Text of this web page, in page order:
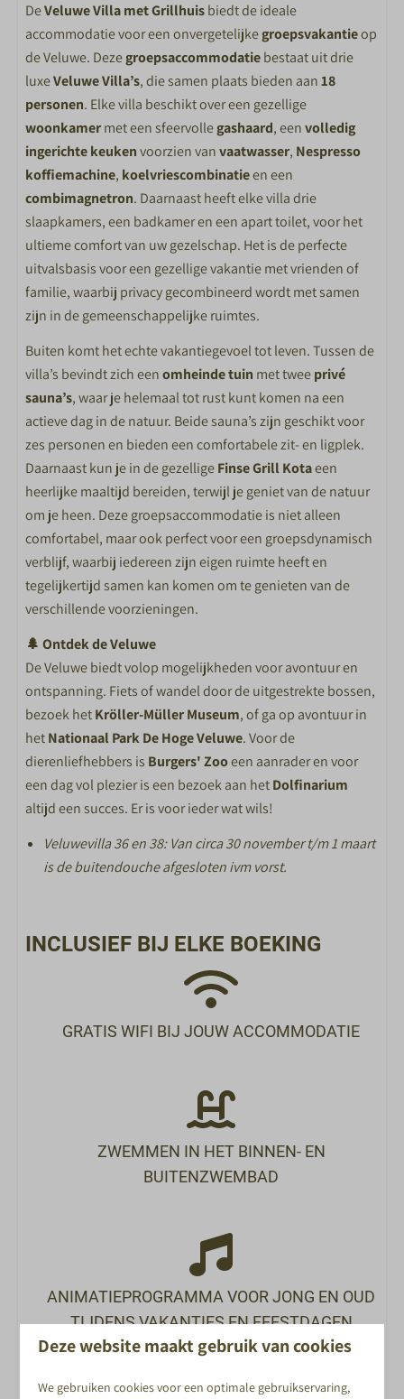
4-pits gasstel
Combimagnetron
Complete keukeninventaris
Koelkast met vriesvak
Nespresso koffiemachine
Vaatwasser
Waterkoker
SLAAPKAMER
Aantal slaapkamers: 9
Afmeting bedden 80*200cm
BADKAMER
Badkamer met douche, wastafel en toilet
BUITEN
Finse Grill Kota
Tuinmeubels
Veranda met overkapping
SPECIAAL VOOR KINDEREN
Peuterbad
Animatieteam in de vakanties
Buitenspeeltuinen
SPORT EN SPEL
X-Cube Escape room
Buitenzwembad
Binnenzwembad
Bowlen
Racelounge
Jeu de Boules
Voetbalbiljart
Minigolf
ETEN EN DRINKEN
Snackbar
DeVeluwe Villa met Grillhuisbiedt de ideale
accommodatie voor een onvergetelijkegroepsvakantieop
de Veluwe. Dezegroepsaccommodatiebestaat uit drie
luxeVeluwe Villa’s, die samen plaats bieden aan18
personen. Elke villa beschikt over een gezellige
woonkamermet een sfeervollegashaard, eenvolledig
ingerichte keukenvoorzien vanvaatwasser, Nespresso
koffiemachine, koelvriescombinatieen een
combimagnetron. Daarnaast heeft elke villa drie
slaapkamers, een badkamer en een apart toilet, voor het
ultieme comfort van uw gezelschap. Het is de perfecte
uitvalsbasis voor een gezellige vakantie met vrienden of
familie, waarbij privacy gecombineerd wordt met samen
zijn in de gemeenschappelijke ruimtes.
Buiten komt het echte vakantiegevoel tot leven. Tussen de
villa’s bevindt zich eenomheinde tuin met tweeprivé
sauna’s, waar je helemaal tot rust kunt komen na een
actieve dag in de natuur. Beide sauna’s zijn geschikt voor
zes personen en bieden een comfortabele zit- en ligplek.
Daarnaast kun je in de gezelligeFinse Grill Kotaeen
heerlijke maaltijd bereiden, terwijl je geniet van de natuur
om je heen. Deze groepsaccommodatie is niet alleen
comfortabel, maar ook perfect voor een groepsdynamisch
verblijf, waarbij iedereen zijn eigen ruimte heeft en
tegelijkertijd samen kan komen om te genieten van de
verschillende voorzieningen.
🌲 Ontdek de Veluwe
De Veluwe biedt volop mogelijkheden voor avontuur en
ontspanning. Fiets of wandel door de uitgestrekte bossen,
bezoek hetKröller-Müller Museum, of ga op avontuur in
hetNationaal Park De Hoge Veluwe. Voor de
dierenliefhebbers is Burgers' Zooeen aanrader en voor
een dag vol plezier is een bezoek aan hetDolfinarium
altijd een succes. Er is voor ieder wat wils!
Veluwevilla 36 en 38: Van circa 30 november t/m 1 maart
is de buitendouche afgesloten ivm vorst.
INCLUSIEF BIJ ELKE BOEKING
GRATIS WIFI BIJ JOUW ACCOMMODATIE
ZWEMMEN IN HET BINNEN- EN
BUITENZWEMBAD
ANIMATIEPROGRAMMA VOOR JONG EN OUD
TIJDENS VAKANTIES EN FEESTDAGEN
Energielabel:
Deze website maakt gebruik van cookies
We gebruiken cookies voor een optimale gebruikservaring,